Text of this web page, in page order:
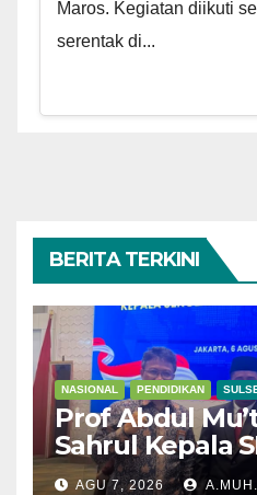
Maros. Kegiatan diikuti
serentak di...
BERITA TERKINI
NASIONAL PENDIDIKAN
Prof Abdul
Sahrul Kepala
AGU 7, 2026